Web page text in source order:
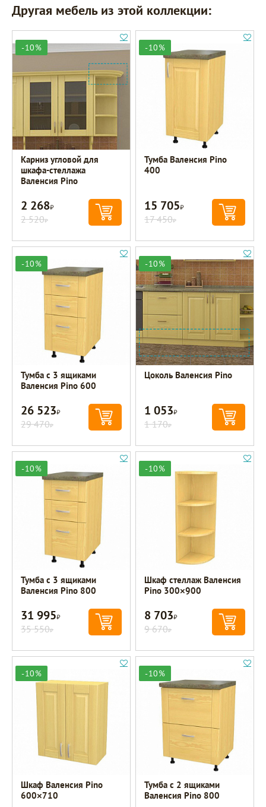
Другая мебель из этой коллекции:
-10%
Карниз угловой для
шкафа-стеллажа
Валенсия Pino
2 268Р
2 520Р
-10%
Тумба Валенсия Pino
400
15 705Р
17 450Р
-10%
Тумба с 3 ящиками
Валенсия Pino 600
26 523Р
29 470Р
-10%
Цоколь Валенсия Pino
1 053Р
1 170Р
-10%
Тумба с 3 ящиками
Валенсия Pino 800
31 995Р
35 550Р
-10%
Шкаф стеллаж Валенсия
Pino 300×900
8 703Р
9 670Р
-10%
Шкаф Валенсия Pino
600×710
-10%
Тумба с 2 ящиками
Валенсия Pino 800